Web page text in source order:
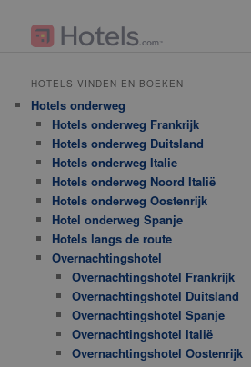
HOTELS VINDEN EN BOEKEN
Hotels onderweg
Hotels onderweg Frankrijk
Hotels onderweg Duitsland
Hotels onderweg Italie
Hotels onderweg Noord Italië
Hotels onderweg Oostenrijk
Hotel onderweg Spanje
Hotels langs de route
Overnachtingshotel
Overnachtingshotel Frankrijk
Overnachtingshotel Duitsland
Overnachtingshotel Spanje
Overnachtingshotel Italië
Overnachtingshotel Oostenrijk